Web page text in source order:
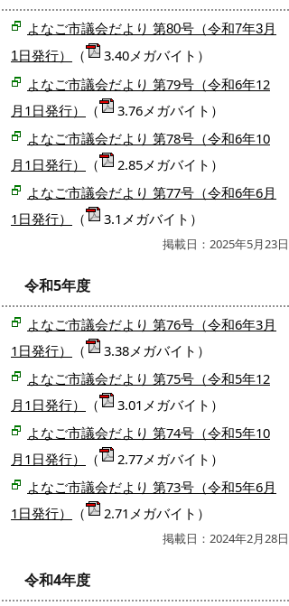
よなご市議会だより 第80号（令和7年3月
1日発行）
（
3.40メガバイト）
よなご市議会だより 第79号（令和6年12
月1日発行）
（
3.76メガバイト）
よなご市議会だより 第78号（令和6年10
月1日発行）
（
2.85メガバイト）
よなご市議会だより 第77号（令和6年6月
1日発行）
（ 3.1メガバイト）
掲載日：2025年5月23日
令和5年度
よなご市議会だより 第76号（令和6年3月
1日発行）
（
3.38メガバイト）
よなご市議会だより 第75号（令和5年12
月1日発行）
（
3.01メガバイト）
よなご市議会だより 第74号（令和5年10
月1日発行）
（
2.77メガバイト）
よなご市議会だより 第73号（令和5年6月
1日発行）
（ 2.71メガバイト）
掲載日：2024年2月28日
令和4年度